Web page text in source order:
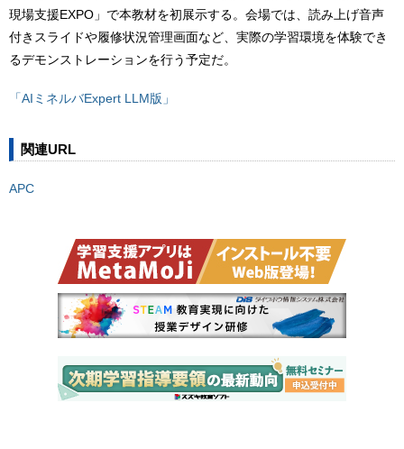
現場支援EXPO」で本教材を初展示する。会場では、読み上げ音声
付きスライドや履修状況管理画面など、実際の学習環境を体験でき
るデモンストレーションを行う予定だ。
「AIミネルバExpert LLM版」
関連URL
APC